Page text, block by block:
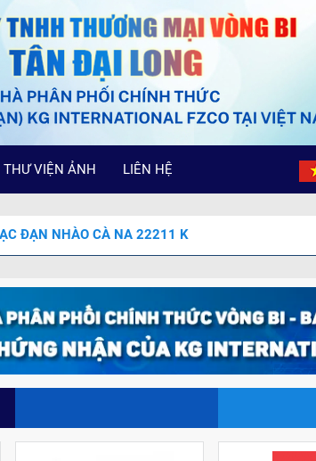
THƯ VIỆN ẢNH LIÊN HỆ
ĐẠN NHÀO CÀ NA 22211 K